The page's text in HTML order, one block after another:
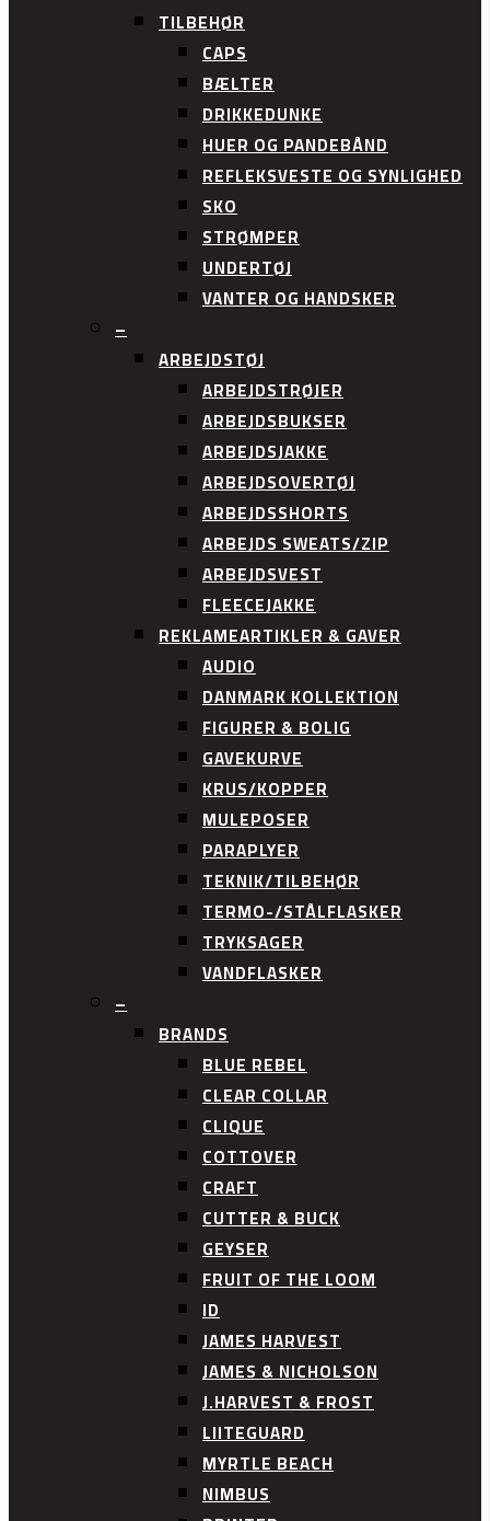
TILBEHØR
CAPS
BÆLTER
DRIKKEDUNKE
HUER OG PANDEBÅND
REFLEKSVESTE OG SYNLIGHED
SKO
STRØMPER
UNDERTØJ
VANTER OG HANDSKER
–
ARBEJDSTØJ
ARBEJDSTRØJER
ARBEJDSBUKSER
ARBEJDSJAKKE
ARBEJDSOVERTØJ
ARBEJDSSHORTS
ARBEJDS SWEATS/ZIP
ARBEJDSVEST
FLEECEJAKKE
REKLAMEARTIKLER & GAVER
AUDIO
DANMARK KOLLEKTION
FIGURER & BOLIG
GAVEKURVE
KRUS/KOPPER
MULEPOSER
PARAPLYER
TEKNIK/TILBEHØR
TERMO-/STÅLFLASKER
TRYKSAGER
VANDFLASKER
–
BRANDS
BLUE REBEL
CLEAR COLLAR
CLIQUE
COTTOVER
CRAFT
CUTTER & BUCK
GEYSER
FRUIT OF THE LOOM
ID
JAMES HARVEST
JAMES & NICHOLSON
J.HARVEST & FROST
LIITEGUARD
MYRTLE BEACH
NIMBUS